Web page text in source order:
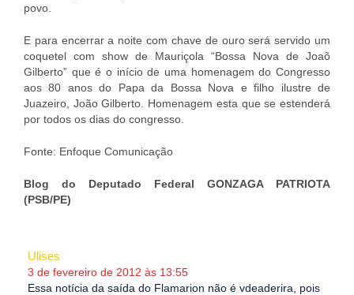
povo.
E para encerrar a noite com chave de ouro será servido um
coquetel com show de Mauriçola “Bossa Nova de Joaõ
Gilberto” que é o início de uma homenagem do Congresso
aos 80 anos do Papa da Bossa Nova e filho ilustre de
Juazeiro, João Gilberto. Homenagem esta que se estenderá
por todos os dias do congresso.
Fonte: Enfoque Comunicação
Blog do Deputado Federal GONZAGA PATRIOTA
(PSB/PE)
Ulises
3 de fevereiro de 2012 às 13:55
Essa notícia da saída do Flamarion não é vdeaderira, pois